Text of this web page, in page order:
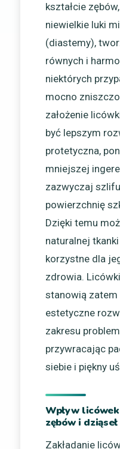
kształcie
niewielkie luki
(diastemy),
równych i
niektórych
mocno
założenie
być lepszym
protetyczna,
mniejszej
zazwyczaj
powierzchnię
Dzięki temu
naturalnej
korzystne dla
zdrowia.
stanowią zatem
estetyczne
zakresu
przywracając
siebie i piękny
Wpływ
zębów i dziąseł
Zakładanie